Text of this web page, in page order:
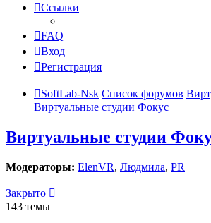
Ссылки
FAQ
Вход
Регистрация
SoftLab-Nsk Список форумов
Виртуальные студии Фокус
Виртуальные студии
Модераторы: ElenVR, Людмила, PR
Закрыто
143 темы